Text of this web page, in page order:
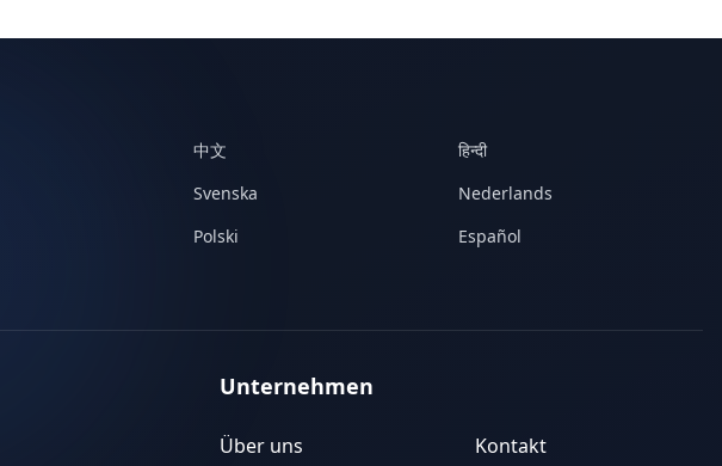
中文
हिन्दी
Svenska
Nederlands
Polski
Español
Unternehmen
Über uns Kontakt